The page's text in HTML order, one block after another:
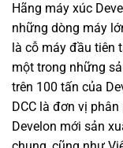
Hãng máy xúc
những dòng máy
là cỗ máy đầu tiên
một trong những
trên 100 tấn của
DCC là đơn vị
Develon mới sản